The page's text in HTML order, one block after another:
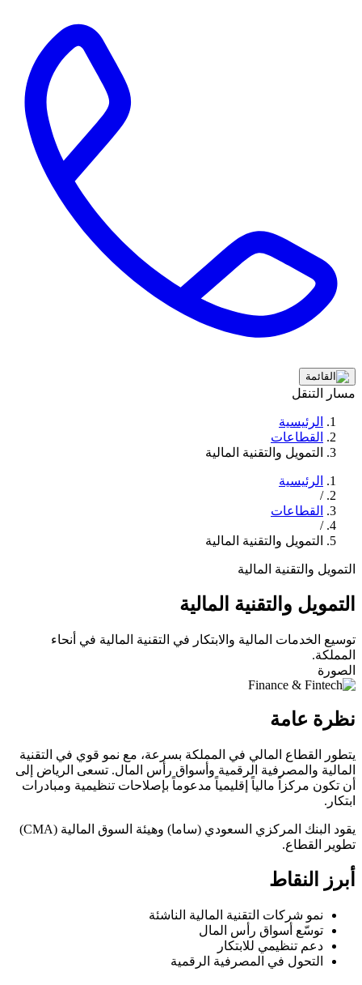
مسار التنقل
الرئيسية
القطاعات
التمويل والتقنية المالية
الرئيسية
/
القطاعات
/
التمويل والتقنية المالية
التمويل والتقنية المالية
التمويل والتقنية المالية
توسيع الخدمات المالية والابتكار في التقنية المالية في أنحاء
المملكة.
الصورة
نظرة عامة
يتطور القطاع المالي في المملكة بسرعة، مع نمو قوي في التقنية
المالية والمصرفية الرقمية وأسواق رأس المال. تسعى الرياض إلى
أن تكون مركزاً مالياً إقليمياً مدعوماً بإصلاحات تنظيمية ومبادرات
ابتكار.
يقود البنك المركزي السعودي (ساما) وهيئة السوق المالية (CMA)
تطوير القطاع.
أبرز النقاط
نمو شركات التقنية المالية الناشئة
توسّع أسواق رأس المال
دعم تنظيمي للابتكار
التحول في المصرفية الرقمية